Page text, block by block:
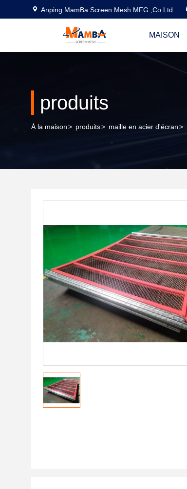
Anping MamBa Screen Mesh MFG.,Co.Ltd
MAISON
produits
À la maison> produits> maille en acier d'écran>